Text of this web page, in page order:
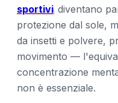
sportividiventano
protezione dal sole,
da insetti e polvere,
movimento —
concentrazione
non è essenziale.